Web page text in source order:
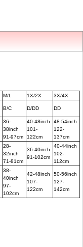
M/L 1X/2X
3X/4X
B/C D/DD DD
36-
38inch
91-97cm
40-48inch
101-
122cm
48-54inch
122-
137cm
28-
32inch
71-81cm
36-40inch
91-102cm
40-44inch
102-
112cm
38-
40inch
97-
102cm
42-48inch
107-
122cm
50-56inch
127-
142cm